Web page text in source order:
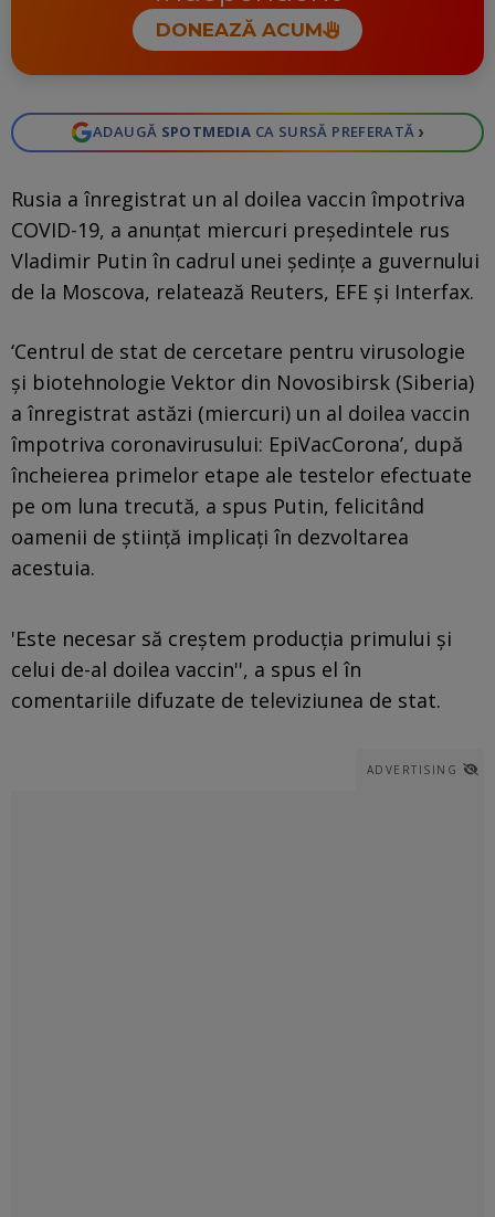
DONEAZĂ ACUM
ADAUGĂ SPOTMEDIA CA SURSĂ PREFERATĂ ›
Rusia a înregistrat un al doilea vaccin împotriva
COVID-19, a anunţat miercuri preşedintele rus
Vladimir Putin în cadrul unei şedinţe a guvernului
de la Moscova, relatează Reuters, EFE şi Interfax.
‘Centrul de stat de cercetare pentru virusologie
şi biotehnologie Vektor din Novosibirsk (Siberia)
a înregistrat astăzi (miercuri) un al doilea vaccin
împotriva coronavirusului: EpiVacCorona’, după
încheierea primelor etape ale testelor efectuate
pe om luna trecută, a spus Putin, felicitând
oamenii de ştiinţă implicaţi în dezvoltarea
acestuia.
'Este necesar să creştem producţia primului şi
celui de-al doilea vaccin'', a spus el în
comentariile difuzate de televiziunea de stat.
ADVERTISING